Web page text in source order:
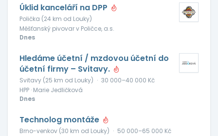
Úklid kanceláří na DPP
Polička (24 km od Louky)
Měšťanský pivovar v Poličce, a.s.
Dnes
Hledáme účetní / mzdovou účetní do
účetní firmy – Svitavy.
Svitavy (25 km od Louky) · 30 000–40 000 Kč
HPP · Marie Jedličková
Dnes
Technolog montáže
Brno-venkov (30 km od Louky) · 50 000–65 000 Kč